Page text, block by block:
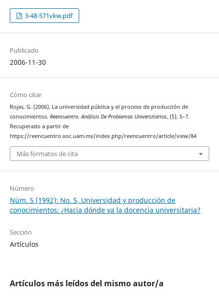
3-48-571vkw.pdf
Publicado
2006-11-30
Cómo citar
Rojas, G. (2006). La universidad pública y el proceso de producción de
conocimientos. Reencuentro. Análisis De Problemas Universitarios, (5), 5–7.
Recuperado a partir de
https://reencuentro.xoc.uam.mx/index.php/reencuentro/article/view/84
Más formatos de cita
Número
Núm. 5 (1992): No. 5, Universidad y producción de
conocimientos: ¿Hacia dónde va la docencia universitaria?
Sección
Artículos
Artículos más leídos del mismo autor/a